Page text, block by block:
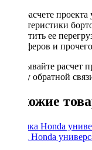
При расчете
характеристики
допустить ее
сабвуферов и
Заказывайте
форму обратной
Похожие
Рамка Honda